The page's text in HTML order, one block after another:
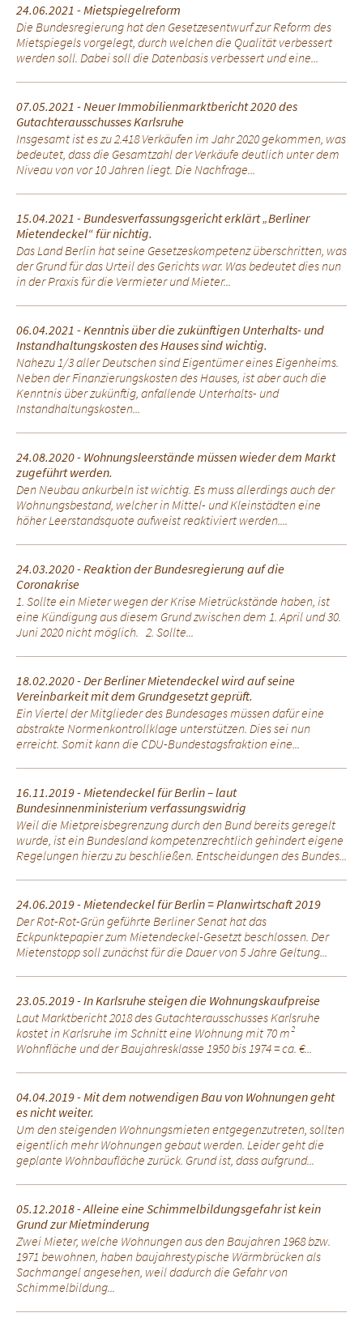
24.06.2021 - Mietspiegelreform
Die Bundesregierung hat den Gesetzesentwurf zur Reform des
Mietspiegels vorgelegt, durch welchen die Qualität verbessert
werden soll. Dabei soll die Datenbasis verbessert und eine...
07.05.2021 - Neuer Immobilienmarktbericht 2020 des
Gutachterausschusses Karlsruhe
Insgesamt ist es zu 2.418 Verkäufen im Jahr 2020 gekommen, was
bedeutet, dass die Gesamtzahl der Verkäufe deutlich unter dem
Niveau von vor 10 Jahren liegt. Die Nachfrage...
15.04.2021 - Bundesverfassungsgericht erklärt „Berliner
Mietendeckel“ für nichtig.
Das Land Berlin hat seine Gesetzeskompetenz überschritten, was
der Grund für das Urteil des Gerichts war. Was bedeutet dies nun
in der Praxis für die Vermieter und Mieter...
06.04.2021 - Kenntnis über die zukünftigen Unterhalts- und
Instandhaltungskosten des Hauses sind wichtig.
Nahezu 1/3 aller Deutschen sind Eigentümer eines Eigenheims.
Neben der Finanzierungskosten des Hauses, ist aber auch die
Kenntnis über zukünftig, anfallende Unterhalts- und
Instandhaltungskosten...
24.08.2020 - Wohnungsleerstände müssen wieder dem Markt
zugeführt werden.
Den Neubau ankurbeln ist wichtig. Es muss allerdings auch der
Wohnungsbestand, welcher in Mittel- und Kleinstädten eine
höher Leerstandsquote aufweist reaktiviert werden....
24.03.2020 - Reaktion der Bundesregierung auf die
Coronakrise
1. Sollte ein Mieter wegen der Krise Mietrückstände haben, ist
eine Kündigung aus diesem Grund zwischen dem 1. April und 30.
Juni 2020 nicht möglich. 2. Sollte...
18.02.2020 - Der Berliner Mietendeckel wird auf seine
Vereinbarkeit mit dem Grundgesetzt geprüft.
Ein Viertel der Mitglieder des Bundesages müssen dafür eine
abstrakte Normenkontrollklage unterstützen. Dies sei nun
erreicht. Somit kann die CDU-Bundestagsfraktion eine...
16.11.2019 - Mietendeckel für Berlin – laut
Bundesinnenministerium verfassungswidrig
Weil die Mietpreisbegrenzung durch den Bund bereits geregelt
wurde, ist ein Bundesland kompetenzrechtlich gehindert eigene
Regelungen hierzu zu beschließen. Entscheidungen des Bundes...
24.06.2019 - Mietendeckel für Berlin = Planwirtschaft 2019
Der Rot-Rot-Grün geführte Berliner Senat hat das
Eckpunktepapier zum Mietendeckel-Gesetzt beschlossen. Der
Mietenstopp soll zunächst für die Dauer von 5 Jahre Geltung...
23.05.2019 - In Karlsruhe steigen die Wohnungskaufpreise
Laut Marktbericht 2018 des Gutachterausschusses Karlsruhe
kostet in Karlsruhe im Schnitt eine Wohnung mit 70 m²
Wohnfläche und der Baujahresklasse 1950 bis 1974 = ca. €...
04.04.2019 - Mit dem notwendigen Bau von Wohnungen geht
es nicht weiter.
Um den steigenden Wohnungsmieten entgegenzutreten, sollten
eigentlich mehr Wohnungen gebaut werden. Leider geht die
geplante Wohnbaufläche zurück. Grund ist, dass aufgrund...
05.12.2018 - Alleine eine Schimmelbildungsgefahr ist kein
Grund zur Mietminderung
Zwei Mieter, welche Wohnungen aus den Baujahren 1968 bzw.
1971 bewohnen, haben baujahrestypische Wärmbrücken als
Sachmangel angesehen, weil dadurch die Gefahr von
Schimmelbildung...